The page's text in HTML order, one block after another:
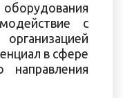
с
в сфере
направления